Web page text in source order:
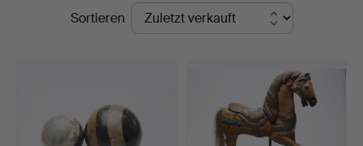
EndpreiseSortieren